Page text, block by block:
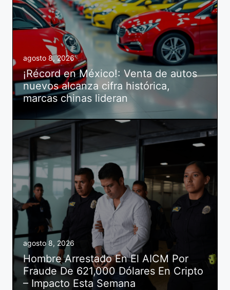
agosto 8, 2026
¡Récord en México!: Venta de autos
nuevos alcanza cifra histórica,
marcas chinas lideran
agosto 8, 2026
Hombre Arrestado En El AICM Por
Fraude De 621,000 Dólares En Cripto
– Impacto Esta Semana